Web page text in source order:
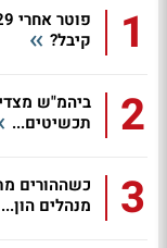
1
קיבל?
2
ביהמ"ש
תכשיטים...
3
כשההורים
מנהלים הון...